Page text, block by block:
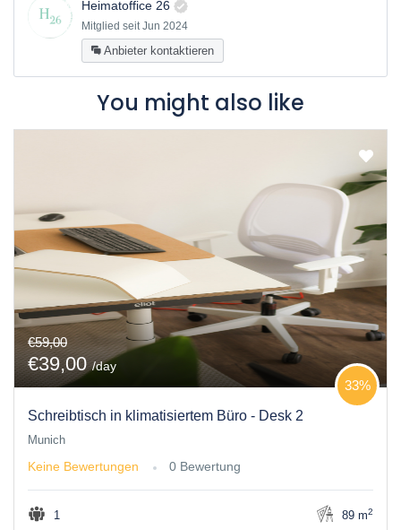
Heimatoffice 26
Mitglied seit Jun 2024
Anbieter kontaktieren
You might also like
€59,00
€39,00/day
Schreibtisch in klimatisiertem Büro - Desk 2
33%
Munich
Keine Bewertungen 0 Bewertung
1 89 m2